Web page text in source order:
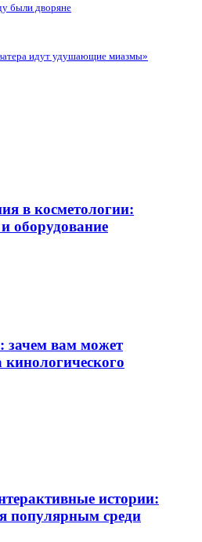
были дворяне
идут удушающие миазмы»
в косметологии:
оборудование
зачем вам может
кинологического
истории:
популярным среди